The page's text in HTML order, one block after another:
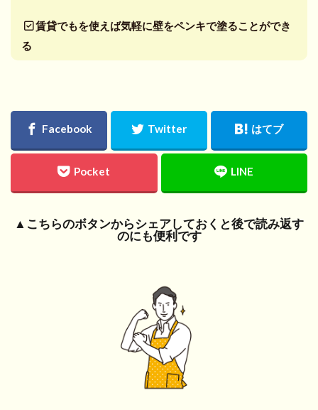
賃貸でもを使えば気軽に壁をペンキで塗ることができ
る
▲こちらのボタンからシェアしておくと後で読み返す
のにも便利です